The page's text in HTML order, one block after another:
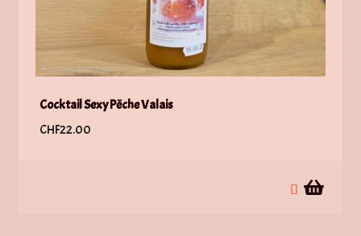
Cocktail Sexy Pêche Valais
CHF22.00